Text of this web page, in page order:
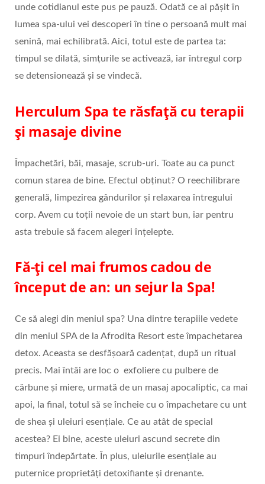
unde cotidianul este pus pe pauză. Odată ce ai pășit în
lumea spa-ului vei descoperi în tine o persoană mult mai
senină, mai echilibrată. Aici, totul este de partea ta:
timpul se dilată, simțurile se activează, iar întregul corp
se detensionează și se vindecă.
Herculum Spa te răsfață cu terapii
și masaje divine
Împachetări, băi, masaje, scrub-uri. Toate au ca punct
comun starea de bine. Efectul obținut? O reechilibrare
generală, limpezirea gândurilor și relaxarea întregului
corp. Avem cu toții nevoie de un start bun, iar pentru
asta trebuie să facem alegeri înțelepte.
Fă-ți cel mai frumos cadou de
început de an: un sejur la Spa!
Ce să alegi din meniul spa? Una dintre terapiile vedete
din meniul SPA de la Afrodita Resort este împachetarea
detox. Aceasta se desfășoară cadențat, după un ritual
precis. Mai întâi are loc o exfoliere cu pulbere de
cărbune și miere, urmată de un masaj apocaliptic, ca mai
apoi, la final, totul să se încheie cu o împachetare cu unt
de shea și uleiuri esențiale. Ce au atât de special
acestea? Ei bine, aceste uleiuri ascund secrete din
timpuri îndepărtate. În plus, uleiurile esențiale au
puternice proprietăți detoxifiante și drenante.